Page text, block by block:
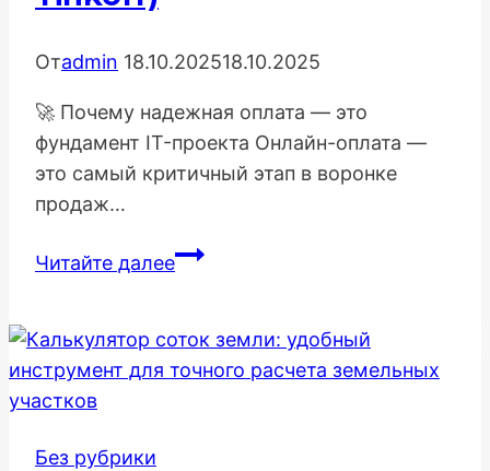
Отadmin 18.10.202518.10.2025
🚀 Почему надежная оплата — это
фундамент IT-проекта Онлайн-оплата —
это самый критичный этап в воронке
продаж…
Читайте далееКак
оплату
на
Без рубрики